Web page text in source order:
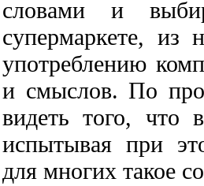
словами и
супермаркете, из
употреблению
и смыслов. По
видеть того, что
испытывая при
для многих такое